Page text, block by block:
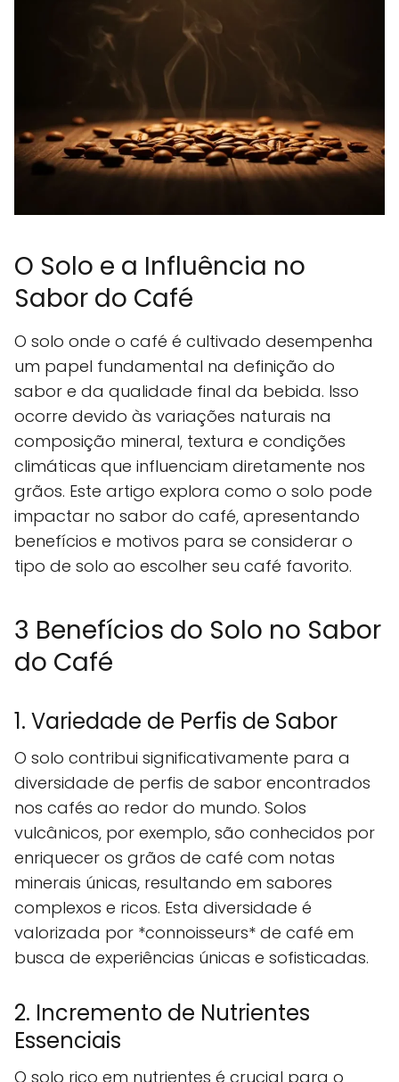
O Solo e a Influência no
Sabor do Café
O solo onde o café é cultivado desempenha
um papel fundamental na definição do
sabor e da qualidade final da bebida. Isso
ocorre devido às variações naturais na
composição mineral, textura e condições
climáticas que influenciam diretamente nos
grãos. Este artigo explora como o solo pode
impactar no sabor do café, apresentando
benefícios e motivos para se considerar o
tipo de solo ao escolher seu café favorito.
3 Benefícios do Solo no Sabor
do Café
1. Variedade de Perfis de Sabor
O solo contribui significativamente para a
diversidade de perfis de sabor encontrados
nos cafés ao redor do mundo. Solos
vulcânicos, por exemplo, são conhecidos por
enriquecer os grãos de café com notas
minerais únicas, resultando em sabores
complexos e ricos. Esta diversidade é
valorizada por *connoisseurs* de café em
busca de experiências únicas e sofisticadas.
2. Incremento de Nutrientes
Essenciais
O solo rico em nutrientes é crucial para o